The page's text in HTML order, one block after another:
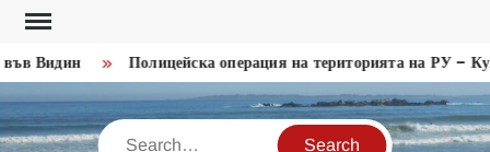
Skip
content
Видин Полицейска операция на територията на РУ –
Search